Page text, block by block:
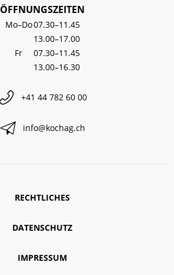
ÖFFNUNGSZEITEN
Mo–Do07.30–11.45
13.00–17.00
Fr
07.30–11.45
13.00–16.30
+41 44 782 60 00
info@kochag.ch
RECHTLICHES
DATENSCHUTZ
IMPRESSUM